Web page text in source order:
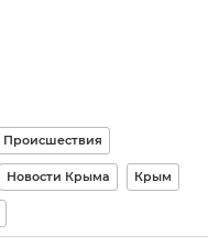
Происшествия
Новости Крыма Крым